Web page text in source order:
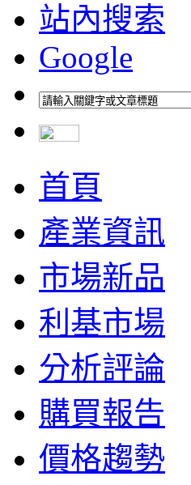
站內搜索
Google
首頁
產業資訊
市場新品
利基市場
分析評論
購買報告
價格趨勢